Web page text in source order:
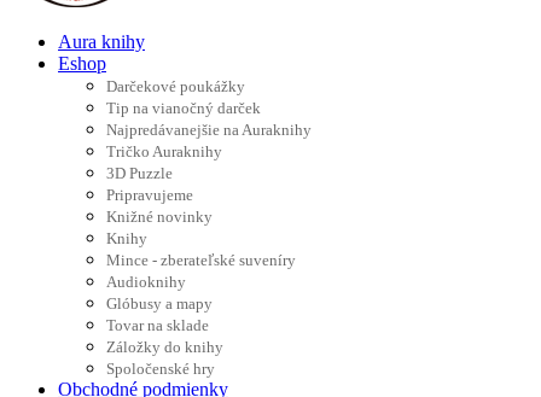
Aura knihy
Eshop
Darčekové poukážky
Tip na vianočný darček
Najpredávanejšie na Auraknihy
Tričko Auraknihy
3D Puzzle
Pripravujeme
Knižné novinky
Knihy
Mince - zberateľské suveníry
Audioknihy
Glóbusy a mapy
Tovar na sklade
Záložky do knihy
Spoločenské hry
Obchodné podmienky